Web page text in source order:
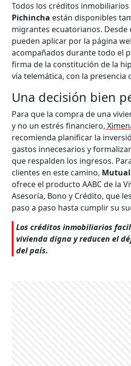
Todos los créditos inmobiliarios
Pichincha están disponibles
migrantes ecuatorianos. Desde
pueden aplicar por la página
acompañados durante todo el
firma de la constitución de la
vía telemática, con la presencia
Una decisión bien
Para que la compra de una
y no un estrés financiero,
recomienda planificar la
gastos innecesarios y
que respalden los ingresos.
clientes en este camino,
ofrece el producto AABC de la
Asesoría, Bono y Crédito, que
paso a paso hasta cumplir su
Los créditos inmobiliarios
vivienda digna y reducen el
del país.